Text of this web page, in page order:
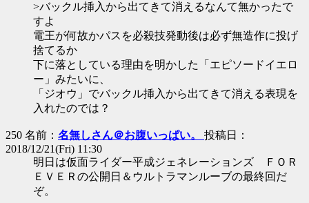
>バックル挿入から出てきて消えるなんて無かったで
すよ
電王が何故かパスを必殺技発動後は必ず無造作に投げ
捨てるか
下に落としている理由を明かした「エピソードイエロ
ー」みたいに、
「ジオウ」でバックル挿入から出てきて消える表現を
入れたのでは？
250 名前： 名無しさん＠お腹いっぱい。 投稿日：
2018/12/21(Fri) 11:30
明日は仮面ライダー平成ジェネレーションズ ＦＯＲ
ＥＶＥＲの公開日＆ウルトラマンルーブの最終回だ
ぞ。